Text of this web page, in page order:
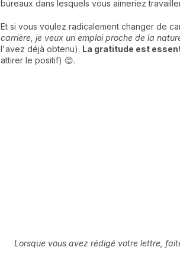
bureaux dans lesquels vous aimeriez
Et si vous voulez radicalement changer de
carrière, je veux un emploi proche de la
l'avez déjà obtenu). La gratitude est
attirer le positif) 😊.
Lorsque vous avez rédigé votre lettre,